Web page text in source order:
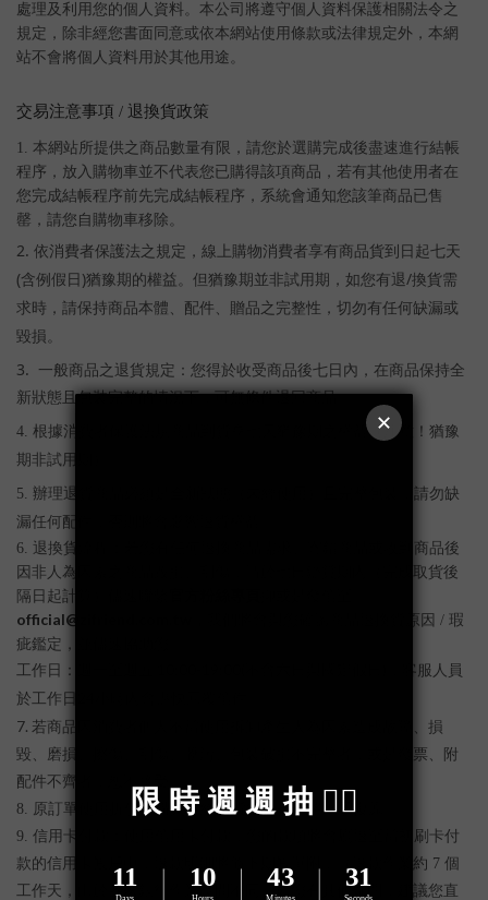
處理及利用您的個人資料。本公司將遵守個人資料保護相關法令之
規定，除非經您書面同意或依本網站使用條款或法律規定外，本網
站不會將個人資料用於其他用途。
交易注意事項 / 退換貨政策
1. 本網站所提供之商品數量有限，請您於選購完成後盡速進行結帳
程序，放入購物車並不代表您已購得該項商品，若有其他使用者在
您完成結帳程序前先完成結帳程序，系統會通知您該筆商品已售
罄，請您自購物車移除。
2. 依消費者保護法之規定，線上購物消費者享有商品貨到日起七天
(含例假日)猶豫期的權益。但猶豫期並非試用期，如您有退/換貨需
求時，請保持商品本體、配件、贈品之完整性，切勿有任何缺漏或
毀損。
3.
一般商品之退貨規定：您得於收受商品後七日內，在商品保持全
新狀態且包裝完整的情況下，可無條件退回商品。
4. 根據消費者保護法規商品到貨享七天猶豫期之權益（注意！猶豫
期非試用期）
5. 辦理退貨商品必須是全新狀態（未經使用）且完整包裝，請勿缺
漏任何配件，否則將會影響退貨權益。
6. 退換貨流程：若您有任何退換商品需求、寄錯商品或收到商品後
因非人為因素之商品毀損、刮傷，請於七日鑑賞期內（完成取貨後
隔日起計算）儘速聯繫
official@zifriend.com.tw 我們將會與您確認商品退換貨原因 / 瑕
疵鑑定，並儘速協助您。
工作日：週一至週五
客服人員
於工作日
7. 若商品因消費者個人不當使用拆卸產生人為因素造成故障、損
毀、磨損、擦傷、刮傷、髒污、包裝破損不完整者，或是發票、附
配件不齊者，恕不接受。
8. 原訂單使用折價碼購買，經退貨後折扣碼將不予復原。
9. 信用卡付款：使用信用卡付款，您的款項將會刷退至當初刷卡付
款的信用卡帳戶中，退款明細將隨下期帳單附上（退款作業約 7 個
工作天，由於各家銀行作業時間不同，如您有其他疑問，建議您直